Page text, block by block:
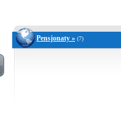
Pensjonaty » (7)